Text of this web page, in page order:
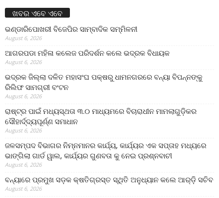
ଖବର ଏବେ ଏବେ
ଭଣ୍ଡାରିପୋଖରୀ ବିଜେପିର ସାମ୍ବାଦିକ ସମ୍ମିଳନୀ
August 6, 2026
ଆଗରପଡା ମହିଳା କଲେଜ ପରିଦର୍ଶନ କଲେ ଭଦ୍ରକ ବିଧାୟକ
August 6, 2026
ଭଦ୍ରକ ଜିଲ୍ଲା ଦଳିତ ମହାସଂଘ ପକ୍ଷରୁ ଧାମନଗରରେ ବନ୍ୟା ବିପନ୍ନଙ୍କୁ
ରିଲିଫ ସାମଗ୍ରୀ ବଂଟନ
August 6, 2026
ରାଷ୍ଟ୍ର ପାଇଁ ମଧ୍ୟସ୍ଥତା ୩.୦ ମାଧ୍ୟମରେ ବିଚାରାଧୀନ ମାମଲାଗୁଡ଼ିକର
ସୌହାର୍ଦ୍ଦ୍ୟପୂର୍ଣ୍ଣ ସମାଧାନ
August 6, 2026
ଜଳସମ୍ପଦ ବିଭାଗର ନିମ୍ନମାନର କାର୍ଯ୍ୟ, କାର୍ଯ୍ୟର ଏକ ସପ୍ତାହ ମଧ୍ୟରେ
ଭାଙ୍ଗିଲା ଗାର୍ଡ ୱାଲ, କାର୍ଯ୍ୟର ଗୁଣବତା କୁ ନେଇ ପ୍ରଶ୍ନବାଚୀ
August 6, 2026
ବନ୍ୟାରେ ପ୍ରମୁଖ ସଡ଼କ କ୍ଷତିଗ୍ରସ୍ତ ସ୍ଥିତି ଅନୁଧ୍ୟାନ କଲେ ଆର୍‌ଡ଼ି ସଚିବ
August 6, 2026